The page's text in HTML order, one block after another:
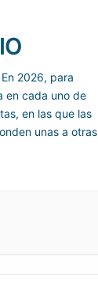
2026, para
en cada uno de
en las que las
unas a otras